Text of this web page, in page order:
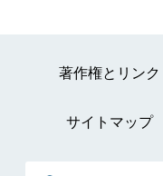
著作権とリンク
サイトマップ